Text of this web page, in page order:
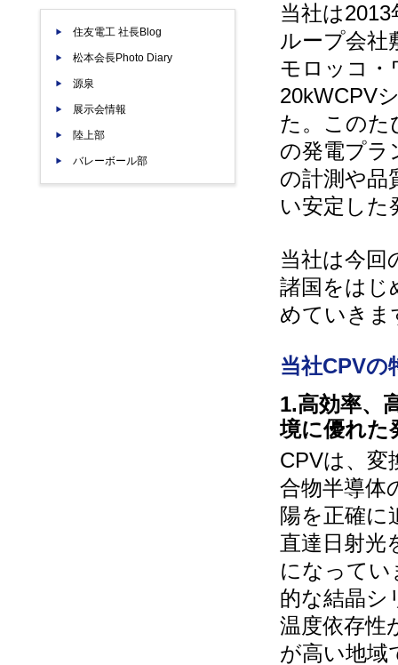
当社は
ループ会社
モロッコ・
20kWCPV
た。このた
の発電プラ
の計測や品
い安定した
当社は今回
諸国をはじ
めていきま
当社CPVの
1.高効率、
境に優れた
CPVは、変
合物半導体
陽を正確に
直達日射光
になってい
的な結晶シ
温度依存性
が高い地域
住友電工 社長Blog
松本会長Photo Diary
源泉
展示会情報
陸上部
バレーボール部